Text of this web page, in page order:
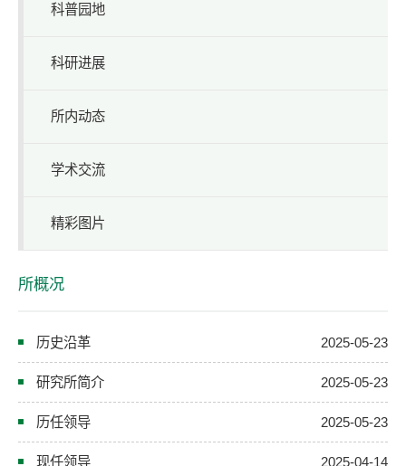
科普园地
科研进展
所内动态
学术交流
精彩图片
所概况
历史沿革 2025-05-23
研究所简介 2025-05-23
历任领导 2025-05-23
现任领导 2025-04-14